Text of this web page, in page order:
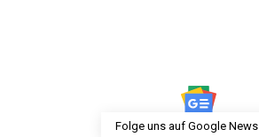
Folge uns auf Google News